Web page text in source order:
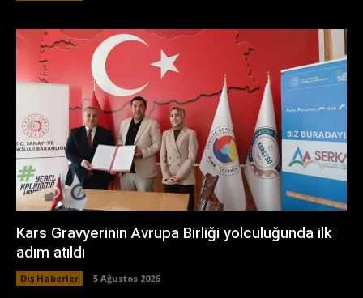
Kars Gravyerinin Avrupa Birliği yolculuğunda ilk
adım atıldı
Dış Haberler 5 Ağustos 2026